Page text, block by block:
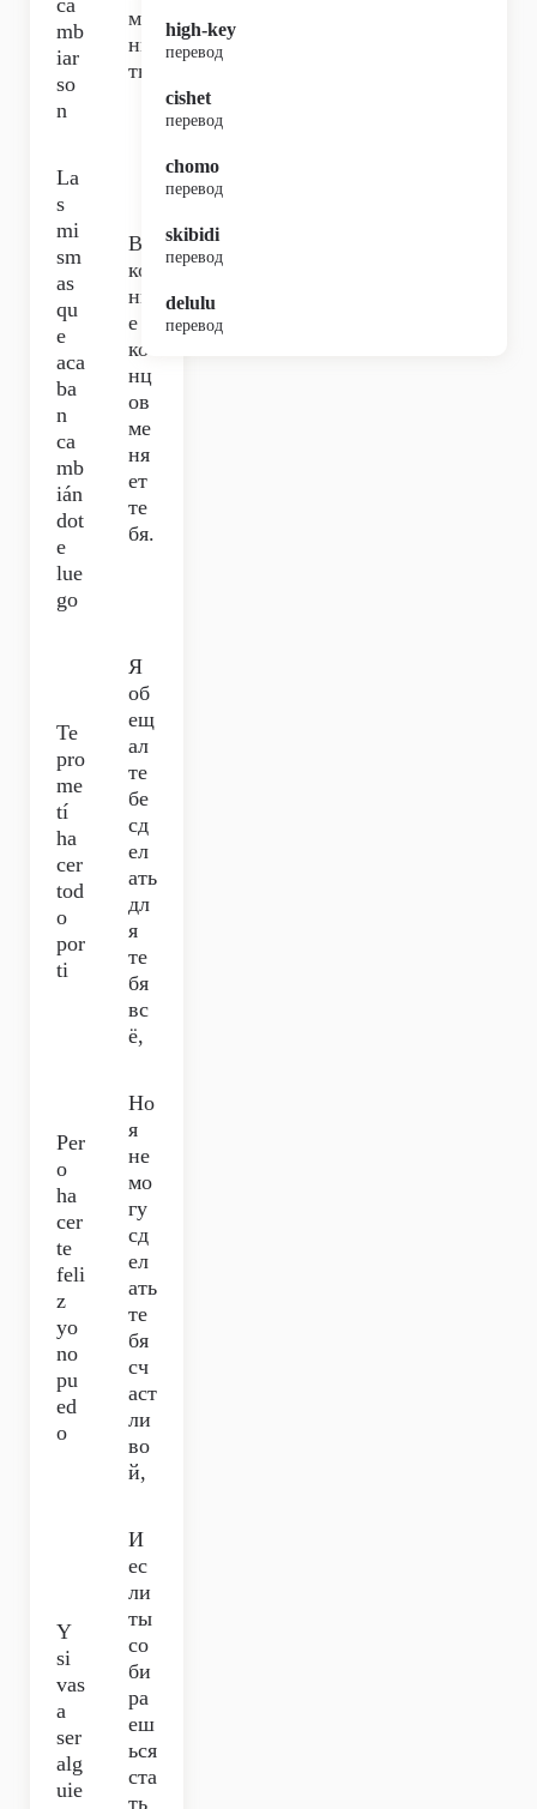
ca
mb
iar
so
n
ме
ни
ть,
La
s
mi
sm
as
qu
e
aca
ba
n
ca
mb
ián
dot
e
lue
go
В
ко
нц
е
ко
нц
ов
ме
ня
ет
те
бя.
Te
pro
me
tí
ha
cer
tod
o
por
ti
Я
об
ещ
ал
те
бе
сд
ел
ать
дл
я
те
бя
вс
ё,
Per
o
ha
cer
te
feli
z
yo
no
pu
ed
o
Но
я
не
мо
гу
сд
ел
ать
те
бя
сч
аст
ли
во
й,
Y
si
vas
a
ser
alg
uie
И
ес
ли
ты
со
би
ра
еш
ься
ста
ть
high-key
перевод
cishet
перевод
chomo
перевод
skibidi
перевод
delulu
перевод